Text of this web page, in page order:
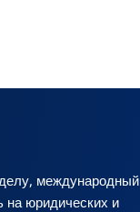
международный
на юридических и